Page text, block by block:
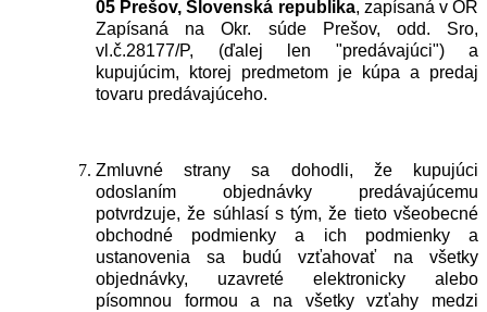
05 Prešov, Slovenská republika, zapísaná v OR
Zapísaná na Okr. súde Prešov, odd. Sro,
vl.č.28177/P, (ďalej len "predávajúci") a
kupujúcim, ktorej predmetom je kúpa a predaj
tovaru predávajúceho.
Zmluvné strany sa dohodli, že kupujúci
odoslaním objednávky predávajúcemu
potvrdzuje, že súhlasí s tým, že tieto všeobecné
obchodné podmienky a ich podmienky a
ustanovenia sa budú vzťahovať na všetky
objednávky, uzavreté elektronicky alebo
písomnou formou a na všetky vzťahy medzi